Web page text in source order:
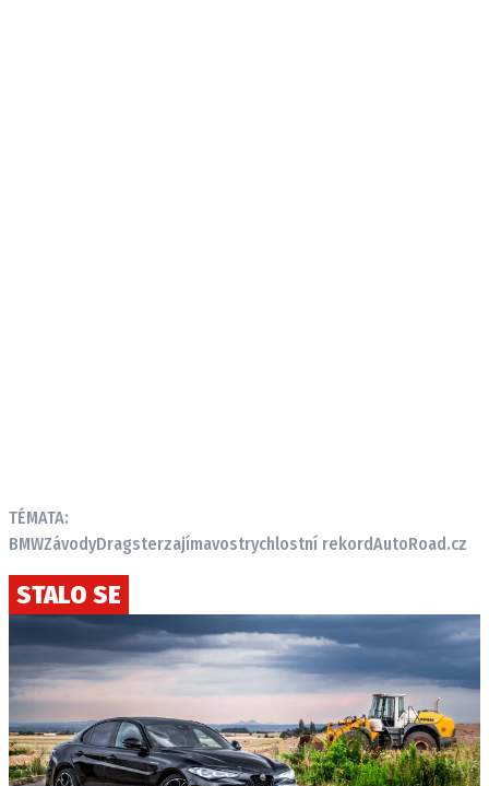
TÉMATA:
BMWZávodyDragsterzajímavostrychlostní rekordAutoRoad.cz
STALO SE